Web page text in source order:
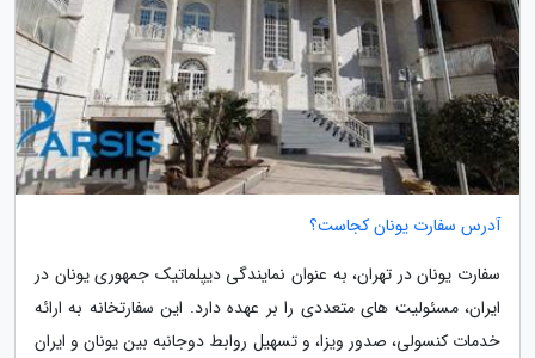
آدرس سفارت یونان کجاست؟
سفارت یونان در تهران، به عنوان نمایندگی دیپلماتیک جمهوری یونان در
ایران، مسئولیت های متعددی را بر عهده دارد. این سفارتخانه به ارائه
خدمات کنسولی، صدور ویزا، و تسهیل روابط دوجانبه بین یونان و ایران